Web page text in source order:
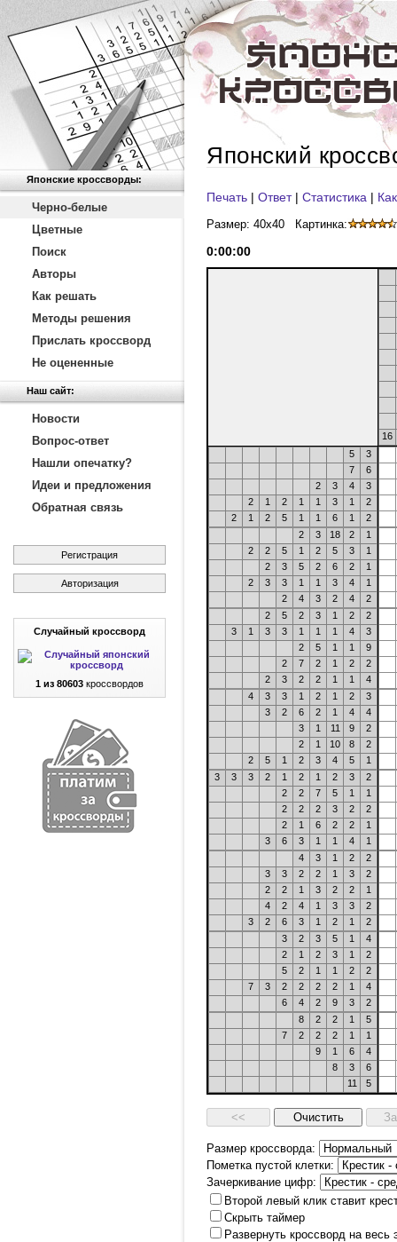
Японские кроссворды:
Черно-белые
Цветные
Поиск
Авторы
Как решать
Методы решения
Прислать кроссворд
Не оцененные
Наш сайт:
Новости
Вопрос-ответ
Нашли опечатку?
Идеи и предложения
Обратная связь
Регистрация
Авторизация
Случайный кроссворд
1 из 80603 кроссвордов
Японский
Печать | Ответ| Статистика |
Размер: 40x40 Картинка:
0:00:00
16
5
3
7
6
2
3 4
3
2
1 2 1 1 3 1
2
2
1 2 5 1 1 6 1
2
2
3 18 2
1
2
2 5 1 2 5 3
1
2
3 5 2 6 2
1
2
3 3 1 1 3 4
1
2
4 3 2 4
2
2
5 2 3 1 2
2
3
1 3 3 1 1 1 4
3
2
5 1 1
9
2
7 2 1 2
2
2
3 2 2 1 1
4
4
3 3 1 2 1 2
3
3
2 6 2 1 4
4
3
1 11 9
2
2
1 10 8
2
2
5 1 2 3 4 5
1
3
3 3 2 1 2 1 2 3
2
2
2 7 5 1
1
2
2 2 3 2
2
2
1 6 2 2
1
3
6 3 1 1 4
1
4
3 1 2
2
3
3 2 2 1 3
2
2
2 1 3 2 2
1
4
2 4 1 3 3
2
3
2 6 3 1 2 1
2
3
2 3 5 1
4
2
1 2 3 1
2
5
2 1 1 2
2
7
3 2 2 2 2 1
4
6
4 2 9 3
2
8
2 2 1
5
7
2 2 2 1
1
9
1 6
4
8
3
6
11
5
Размер кроссворда:
Пометка пустой клетки:
Зачеркивание цифр:
Второй левый клик ставит
Скрыть таймер
Развернуть кроссворд на